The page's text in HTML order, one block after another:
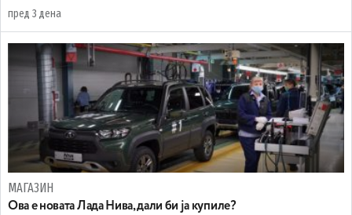
пред 3 дена
МАГАЗИН
Ова е новата Лада Нива, дали би ја купиле?